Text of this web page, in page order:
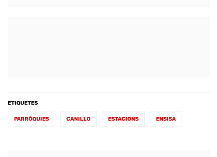
ETIQUETES
PARRÒQUIES CANILLO ESTACIONS ENSISA